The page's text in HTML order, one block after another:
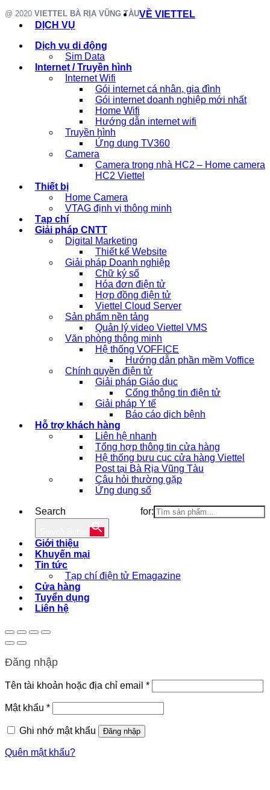
@ 2020 VIETTEL BÀ RỊA VŨNG TÀUVỀ VIETTEL
DỊCH VỤ
Dịch vụ di động
Sim Data
Internet / Truyền hình
Internet Wifi
Gói internet cá nhân, gia đình
Gói internet doanh nghiệp mới nhất
Home Wifi
Hướng dẫn internet wifi
Truyền hình
Ứng dụng TV360
Camera
Camera trong nhà HC2 – Home camera
HC2 Viettel
Thiết bị
Home Camera
VTAG định vị thông minh
Tạp chí
Giải pháp CNTT
Digital Marketing
Thiết kế Website
Giải pháp Doanh nghiệp
Chữ ký số
Hóa đơn điện tử
Hợp đồng điện tử
Viettel Cloud Server
Sản phẩm nền tảng
Quản lý video Viettel VMS
Văn phòng thông minh
Hệ thống VOFFICE
Hướng dẫn phần mềm Voffice
Chính quyền điện tử
Giải pháp Giáo dục
Cổng thông tin điện tử
Giải pháp Y tế
Báo cáo dịch bệnh
Hỗ trợ khách hàng
Liên hệ nhanh
Tổng hợp thông tin cửa hàng
Hệ thống bưu cục cửa hàng Viettel
Post tại Bà Rịa Vũng Tàu
Câu hỏi thường gặp
Ứng dụng số
Search for:
Giới thiệu
Khuyến mại
Tin tức
Tạp chí điện tử Emagazine
Cửa hàng
Tuyển dụng
Liên hệ
Đăng nhập
Tên tài khoản hoặc địa chỉ email *Bắt
buộc
Mật khẩu *Bắt
buộc
Ghi nhớ mật khẩu
Đăng nhập
Quên mật khẩu?